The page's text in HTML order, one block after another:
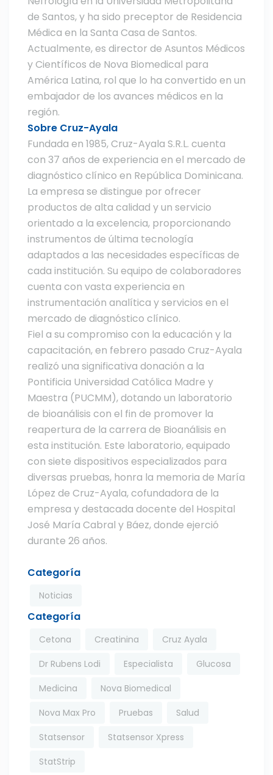
de Santos, y ha sido preceptor de Residencia
Médica en la Santa Casa de Santos.
Actualmente, es director de Asuntos Médicos
y Científicos de Nova Biomedical para
América Latina, rol que lo ha convertido en un
embajador de los avances médicos en la
región.
Sobre Cruz-Ayala
Fundada en 1985, Cruz-Ayala S.R.L. cuenta
con 37 años de experiencia en el mercado de
diagnóstico clínico en República Dominicana.
La empresa se distingue por ofrecer
productos de alta calidad y un servicio
orientado a la excelencia, proporcionando
instrumentos de última tecnología
adaptados a las necesidades específicas de
cada institución. Su equipo de colaboradores
cuenta con vasta experiencia en
instrumentación analítica y servicios en el
mercado de diagnóstico clínico.
Fiel a su compromiso con la educación y la
capacitación, en febrero pasado Cruz-Ayala
realizó una significativa donación a la
Pontificia Universidad Católica Madre y
Maestra (PUCMM), dotando un laboratorio
de bioanálisis con el fin de promover la
reapertura de la carrera de Bioanálisis en
esta institución. Este laboratorio, equipado
con siete dispositivos especializados para
diversas pruebas, honra la memoria de María
López de Cruz-Ayala, cofundadora de la
empresa y destacada docente del Hospital
José María Cabral y Báez, donde ejerció
durante 26 años.
Categoría
Noticias
Categoría
Cetona Creatinina
Cruz Ayala
Dr Rubens Lodi
Especialista
Glucosa
Medicina
Nova Biomedical
Nova Max Pro
Pruebas
Salud
Statsensor
Statsensor Xpress
StatStrip